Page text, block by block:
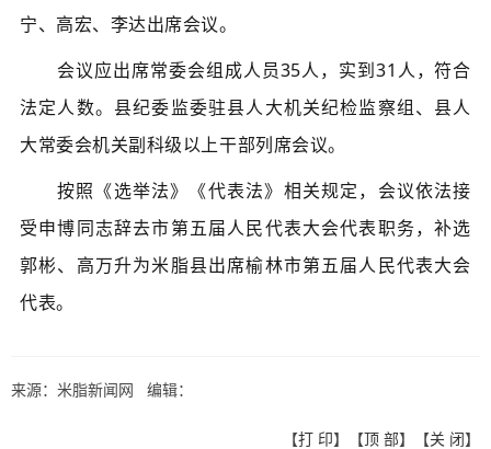
宁、高宏、李达出席会议。
会议应出席常委会组成人员35人，实到31人，符合
法定人数。县纪委监委驻县人大机关纪检监察组、县人
大常委会机关副科级以上干部列席会议。
按照《选举法》《代表法》相关规定，会议依法接
受申博同志辞去市第五届人民代表大会代表职务，补选
郭彬、高万升为米脂县出席榆林市第五届人民代表大会
代表。
来源：米脂新闻网 编辑：
【打 印】【顶 部】【关 闭】